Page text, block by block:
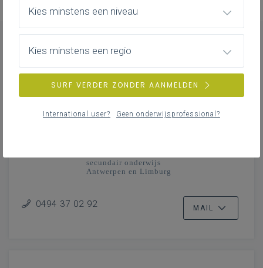
CONTACT
secundair onderwijs
Antwerpen en Limburg
0494 37 02 92 MAIL
Kies minstens een niveau
Kies minstens een regio
SURF VERDER ZONDER AANMELDEN
International user? Geen onderwijsprofessional?